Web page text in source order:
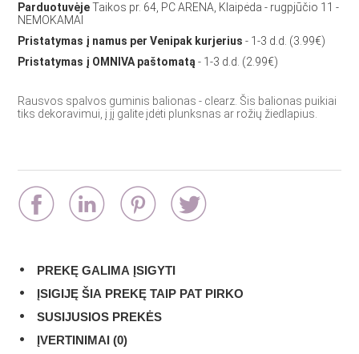
ParduotuvėjeTaikos pr. 64, PC ARENA, Klaipėda - rugpjūčio 11 -
NEMOKAMAI
Pristatymas į namus per Venipak kurjerius - 1-3 d.d. (3.99€)
Pristatymas į OMNIVA paštomatą- 1-3 d.d. (2.99€)
Rausvos spalvos guminis balionas - clearz. Šis balionas puikiai
tiks dekoravimui, į jį galite įdėti plunksnas ar rožių žiedlapius.
PREKĘ GALIMA ĮSIGYTI
ĮSIGIJĘ ŠIA PREKĘ TAIP PAT PIRKO
SUSIJUSIOS PREKĖS
ĮVERTINIMAI (0)